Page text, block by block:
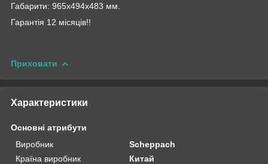
Габарити: 965х494х483 мм.
Гарантія 12 місяців!!
Приховати
Характеристики
Основні атрибути
Виробник
Scheppach
Країна виробник
Китай